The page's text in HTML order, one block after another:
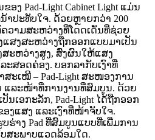
ງ Pad-Light Cabinet Light ແມ່ນ
ປະທັບໃຈ. ດ້ວຍຫຼາຍກວ່າ 200
ຄວາມສະຫວ່າງທີ່ໂດດເດັ່ນທີ່ຊ່ວຍ
ສງສະຫວ່າງຖືກອອກແບບມາເປັນ
ະຫວ່າງສູງ, ສົ່ງຜົນໃຫ້ແສງ
ະສອດຄ່ອງ. ບອກລາກັບເງົາທີ່
ະເໝີ – Pad-Light ສະໜອງການ
ລະໜ້າທີ່ການງານທີ່ສົມບູນ. ດ້ວຍ
ເອກະລັກ, Pad-Light ໄດ້ຖືກອອກ
ງແສງ ແລະເງົາທີ່ໜ້າຈັບໃຈ.
ຮ່າງ Pad ທີ່ສົມບູນແບບທີ່ເພີ່ມການ
ສະພາບແວດລ້ອມໃດ.